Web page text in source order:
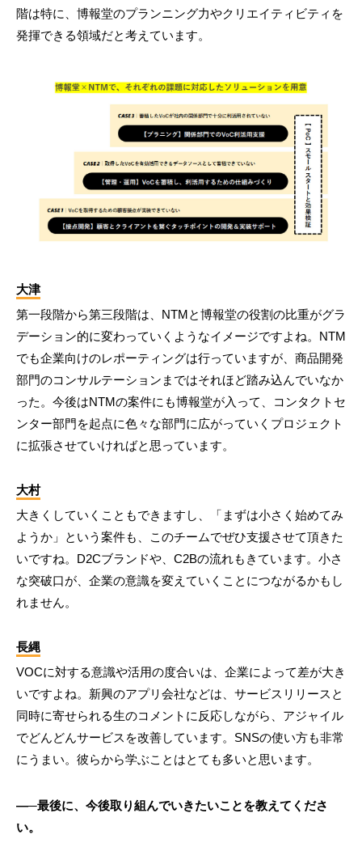
階は特に、博報堂のプランニング力やクリエイティビティを
発揮できる領域だと考えています。
大津
第一段階から第三段階は、NTMと博報堂の役割の比重がグラ
デーション的に変わっていくようなイメージですよね。NTM
でも企業向けのレポーティングは行っていますが、商品開発
部門のコンサルテーションまではそれほど踏み込んでいなか
った。今後はNTMの案件にも博報堂が入って、コンタクトセ
ンター部門を起点に色々な部門に広がっていくプロジェクト
に拡張させていければと思っています。
大村
大きくしていくこともできますし、「まずは小さく始めてみ
ようか」という案件も、このチームでぜひ支援させて頂きた
いですね。D2Cブランドや、C2Bの流れもきています。小さ
な突破口が、企業の意識を変えていくことにつながるかもし
れません。
長縄
VOCに対する意識や活用の度合いは、企業によって差が大き
いですよね。新興のアプリ会社などは、サービスリリースと
同時に寄せられる生のコメントに反応しながら、アジャイル
でどんどんサービスを改善しています。SNSの使い方も非常
にうまい。彼らから学ぶことはとても多いと思います。
―─最後に、今後取り組んでいきたいことを教えてくださ
い。